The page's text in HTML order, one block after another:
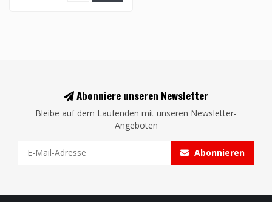
Abonniere unseren Newsletter
Bleibe auf dem Laufenden mit unseren Newsletter-
Angeboten
Abonnieren